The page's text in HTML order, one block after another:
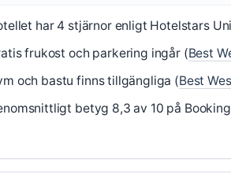
har 4 stjärnor enligt Hotelstars
frukost och parkering ingår (Best
och bastu finns tillgängliga (Best
betyg 8,3 av 10 på